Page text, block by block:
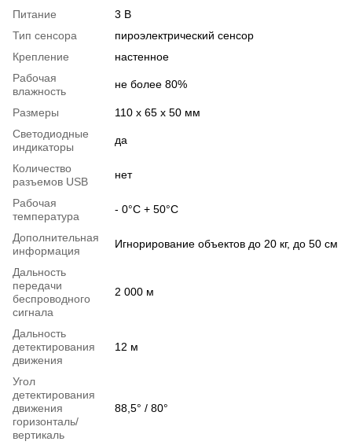
Питание
3 В
Тип сенсора
пироэлектрический сенсор
Крепление
настенное
Рабочая
влажность
не более 80%
Размеры
110 х 65 x 50 мм
Светодиодные
индикаторы
да
Количество
разъемов USB
нет
Рабочая
температура
- 0°C + 50°C
Дополнительная
информация
Игнорирование объектов до 20 кг, до 50 см
Дальность
передачи
беспроводного
сигнала
2 000 м
Дальность
детектирования
движения
12 м
Угол
детектирования
движения
горизонталь/
вертикаль
88,5° / 80°